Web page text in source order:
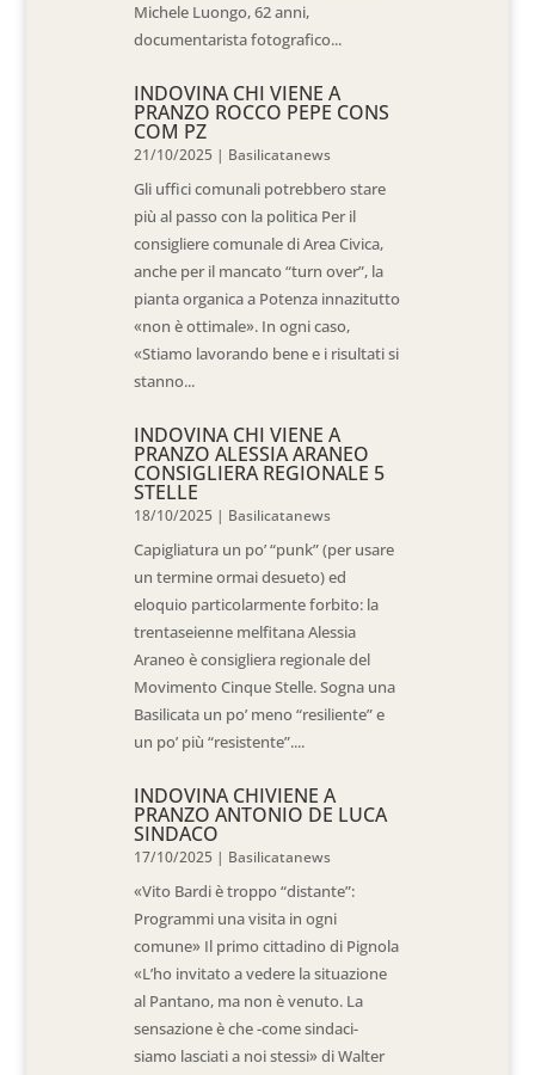
Michele Luongo, 62 anni,
documentarista fotografico...
INDOVINA CHI VIENE A
PRANZO ROCCO PEPE CONS
COM PZ
21/10/2025 | Basilicatanews
Gli uffici comunali potrebbero stare
più al passo con la politica Per il
consigliere comunale di Area Civica,
anche per il mancato “turn over”, la
pianta organica a Potenza innazitutto
«non è ottimale». In ogni caso,
«Stiamo lavorando bene e i risultati si
stanno...
INDOVINA CHI VIENE A
PRANZO ALESSIA ARANEO
CONSIGLIERA REGIONALE 5
STELLE
18/10/2025 | Basilicatanews
Capigliatura un po’ “punk” (per usare
un termine ormai desueto) ed
eloquio particolarmente forbito: la
trentaseienne melfitana Alessia
Araneo è consigliera regionale del
Movimento Cinque Stelle. Sogna una
Basilicata un po’ meno “resiliente” e
un po’ più “resistente”....
INDOVINA CHIVIENE A
PRANZO ANTONIO DE LUCA
SINDACO
17/10/2025 | Basilicatanews
«Vito Bardi è troppo “distante”:
Programmi una visita in ogni
comune» Il primo cittadino di Pignola
«L’ho invitato a vedere la situazione
al Pantano, ma non è venuto. La
sensazione è che -come sindaci-
siamo lasciati a noi stessi» di Walter